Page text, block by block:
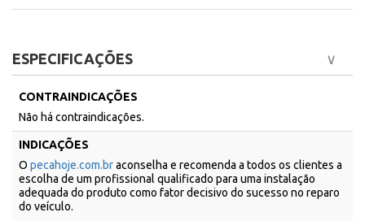
ESPECIFICAÇÕES
CONTRAINDICAÇÕES
Não há contraindicações.
INDICAÇÕES
O pecahoje.com.braconselha e recomenda a todos os clientes a
escolha de um profissional qualificado para uma instalação
adequada do produto como fator decisivo do sucesso no reparo
do veículo.